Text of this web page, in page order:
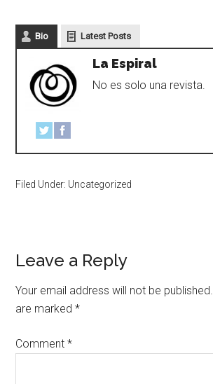
Bio Latest Posts
La Espiral
No es solo una revista.
Filed Under: Uncategorized
Leave a Reply
Your email address will not be published.
are marked*
Comment*